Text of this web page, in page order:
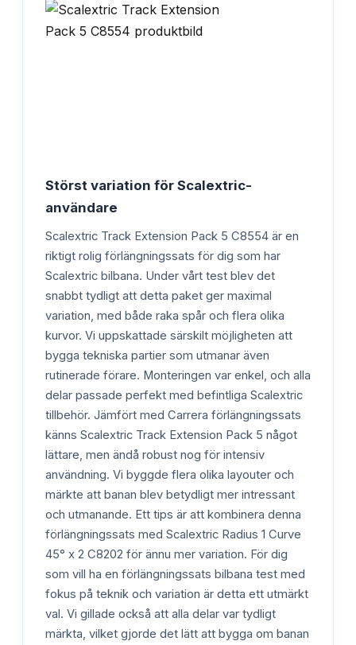
Störst variation för Scalextric-
användare
Scalextric Track Extension Pack 5 C8554 är en
riktigt rolig förlängningssats för dig som har
Scalextric bilbana. Under vårt test blev det
snabbt tydligt att detta paket ger maximal
variation, med både raka spår och flera olika
kurvor. Vi uppskattade särskilt möjligheten att
bygga tekniska partier som utmanar även
rutinerade förare. Monteringen var enkel, och alla
delar passade perfekt med befintliga Scalextric
tillbehör. Jämfört med Carrera förlängningssats
känns Scalextric Track Extension Pack 5 något
lättare, men ändå robust nog för intensiv
användning. Vi byggde flera olika layouter och
märkte att banan blev betydligt mer intressant
och utmanande. Ett tips är att kombinera denna
förlängningssats med Scalextric Radius 1 Curve
45° x 2 C8202 för ännu mer variation. För dig
som vill ha en förlängningssats bilbana test med
fokus på teknik och variation är detta ett utmärkt
val. Vi gillade också att alla delar var tydligt
märkta, vilket gjorde det lätt att bygga om banan